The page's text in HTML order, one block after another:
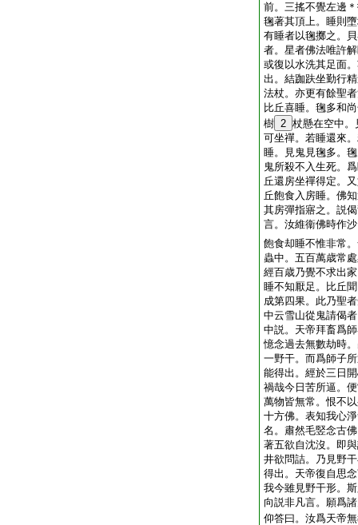
前。三搖不覺左邊
毱著其頂上。睡則
有睡者以毱擲之。
者。星者佛法唯許
或復以水洗其足面
出。結跏趺坐勤行
法杖。亦更有餘聖
比丘喜睡。毱多和
樹 2 杖懸在空中。
可坐禪。若睡還來
睡。見鬼見毱多。
鬼所殺不入生死。
丘還房坐禪得定。
丘飽食入房睡。佛
其房彈指寤之。説
言。汝維衞佛時作
飽食却睡不惟非常
蟲中。五百萬歳常
經百歳乃覺不求出
睡不知厭足。比丘
成第四果。此乃聖
中云雪山從鬼請偈
中説。天帝拜畜爲
憶念過去無數劫時
一野干。而爲師子
能得出。經於三日
禍哉今日苦所逼。
萬物皆無常。恨不
十方佛。表知我心
名。肅然毛竪念古
著五欲自沈沒。即
井欲問詰。乃見野
得出。天帝復自思
我今雖見野干形。
向説非凡言。願爲
仰答曰。汝爲天帝